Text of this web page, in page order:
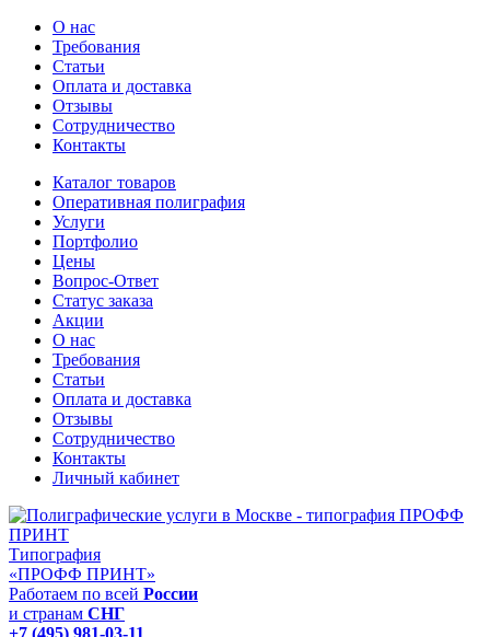
О нас
Требования
Статьи
Оплата и доставка
Отзывы
Сотрудничество
Контакты
Каталог товаров
Оперативная полиграфия
Услуги
Портфолио
Цены
Вопрос-Ответ
Статус заказа
Акции
О нас
Требования
Статьи
Оплата и доставка
Отзывы
Сотрудничество
Контакты
Личный кабинет
Типография
«ПРОФФ ПРИНТ»
Работаем по всей России
и странам СНГ
+7 (495) 981-03-11